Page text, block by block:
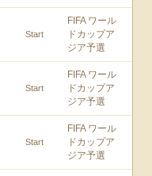
Start
FIFA ワール
ドカップア
ジア予選
Start
FIFA ワール
ドカップア
ジア予選
Start
FIFA ワール
ドカップア
ジア予選